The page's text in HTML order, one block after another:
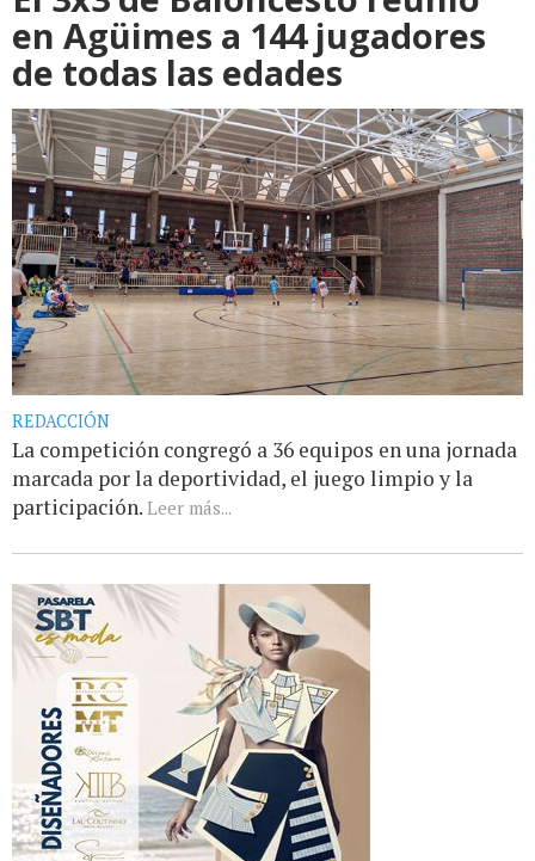
en Agüimes a 144 jugadores
de todas las edades
REDACCIÓN
La competición congregó a 36 equipos en una jornada
marcada por la deportividad, el juego limpio y la
participación. Leer más...